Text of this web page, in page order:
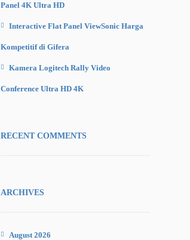
Panel 4K Ultra HD
Interactive Flat Panel ViewSonic Harga
Kompetitif di Gifera
Kamera Logitech Rally Video
Conference Ultra HD 4K
RECENT COMMENTS
ARCHIVES
August 2026